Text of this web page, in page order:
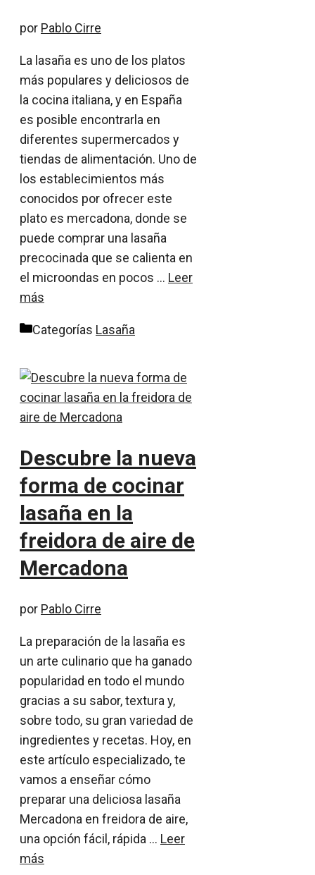
por Pablo Cirre
La lasaña es uno de los platos
más populares y deliciosos de
la cocina italiana, y en España
es posible encontrarla en
diferentes supermercados y
tiendas de alimentación. Uno de
los establecimientos más
conocidos por ofrecer este
plato es mercadona, donde se
puede comprar una lasaña
precocinada que se calienta en
el microondas en pocos … Leer
más
Categorías Lasaña
Descubre la nueva
forma de cocinar
lasaña en la
freidora de aire de
Mercadona
por Pablo Cirre
La preparación de la lasaña es
un arte culinario que ha ganado
popularidad en todo el mundo
gracias a su sabor, textura y,
sobre todo, su gran variedad de
ingredientes y recetas. Hoy, en
este artículo especializado, te
vamos a enseñar cómo
preparar una deliciosa lasaña
Mercadona en freidora de aire,
una opción fácil, rápida … Leer
más